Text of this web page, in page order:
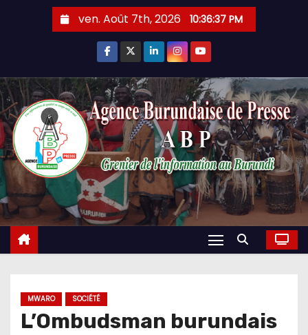
ven. Août 7th, 2026 10:36:38 PM
MWARO SOCIÉTÉ
L’Ombudsman burundais